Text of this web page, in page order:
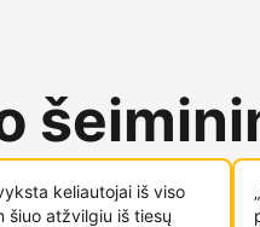
keliautojai iš viso
šiuo atžvilgiu iš tiesų